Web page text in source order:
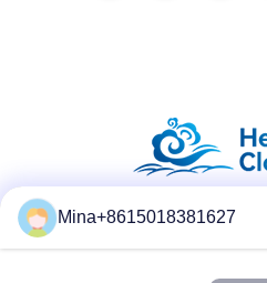
Mina+8615018381627